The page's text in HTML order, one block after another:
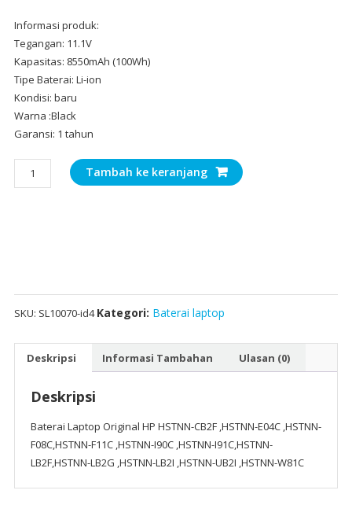
Informasi produk:
Tegangan: 11.1V
Kapasitas: 8550mAh (100Wh)
Tipe Baterai: Li-ion
Kondisi: baru
Warna :Black
Garansi: 1 tahun
Kuantitas
Baterai
,HSTNN-
E04C
F08C,HSTNN-
F11C
I90C
,HSTNN-
I91C,HSTNN-
LB2F,HSTNN-
,HSTNN-
Tambah ke keranjang
SKU: SL10070-id4 Kategori: Baterai laptop
Deskripsi Informasi Tambahan Ulasan (0)
Deskripsi
Baterai Laptop Original HP HSTNN-CB2F ,HSTNN-E04C ,HSTNN-
F08C,HSTNN-F11C ,HSTNN-I90C ,HSTNN-I91C,HSTNN-
LB2F,HSTNN-LB2G ,HSTNN-LB2I ,HSTNN-UB2I ,HSTNN-W81C